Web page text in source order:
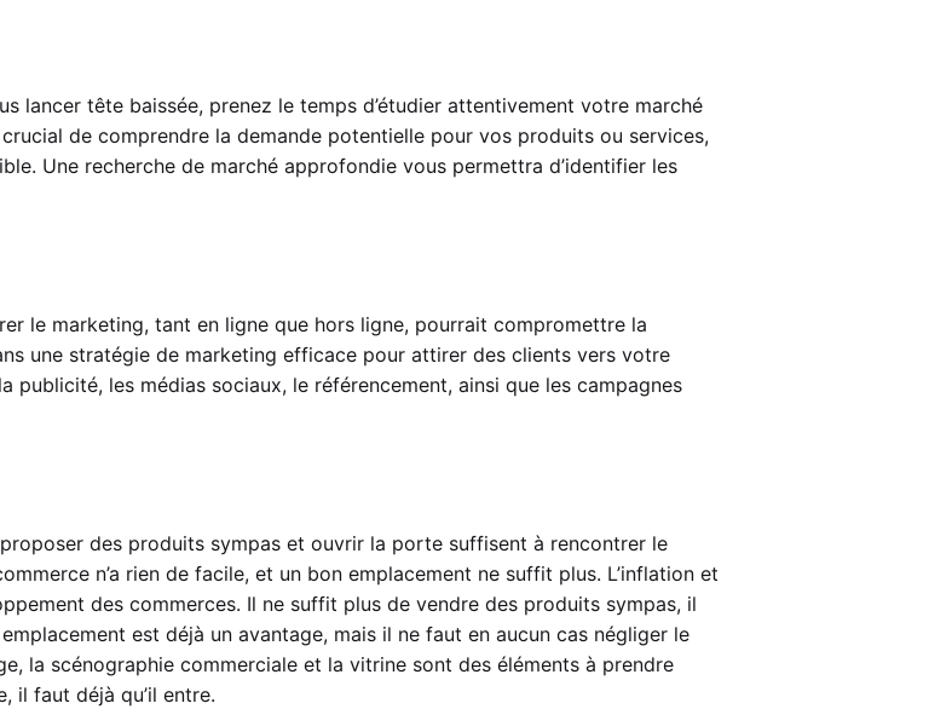
lancer tête baissée, prenez le temps d’étudier attentivement votre marché
de comprendre la demande potentielle pour vos produits ou services,
Une recherche de marché approfondie vous permettra d’identifier les
le marketing, tant en ligne que hors ligne, pourrait compromettre la
une stratégie de marketing efficace pour attirer des clients vers votre
les médias sociaux, le référencement, ainsi que les campagnes
des produits sympas et ouvrir la porte suffisent à rencontrer le
n’a rien de facile, et un bon emplacement ne suffit plus. L’inflation et
des commerces. Il ne suffit plus de vendre des produits sympas, il
est déjà un avantage, mais il ne faut en aucun cas négliger le
la scénographie commerciale et la vitrine sont des éléments à prendre
il faut déjà qu’il entre.